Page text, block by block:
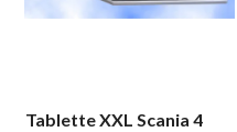
Tablette XXL Scania 4